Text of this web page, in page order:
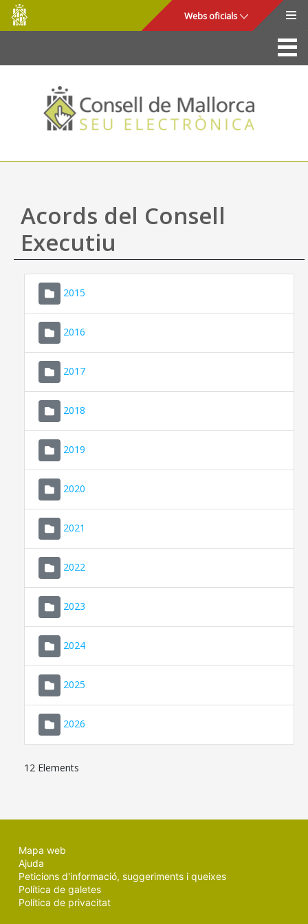
Salta al contingut principal
Consell
de
Mallorca
Webs oficials
La Seu
Consell de Mallorca
Accés i seguretat
Utilitats
Ajuda
Acords del Consell
Executiu
2015
2016
2017
2018
2019
2020
2021
2022
2023
2024
2025
2026
12 Elements
Mapa web
Ajuda
Peticions d'informació, suggeriments i queixes
Política de galetes
Política de privacitat